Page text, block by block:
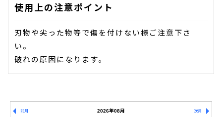
使用上の注意ポイント
刃物や尖った物等で傷を付けない様ご注意下さ
い。
破れの原因になります。
2026年08月
前月 次月